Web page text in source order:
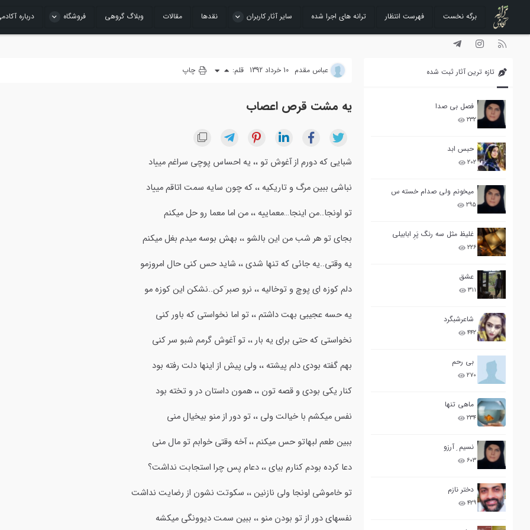
رفتن
به
محتوا
برگه نخست فهرست انتظار ترانه های اجرا شده سایر آثار کاربران نقدها مقالات وبلاگ گروهی فروشگاه درباره
تازه ترین آثار ثبت شده
فصل بی صدا
۲۳۲
حبس ابد
۲۰۲
میخونم ولی صدام خسته س
۲۹۵
غلیظ مثل سه رنگ پَرِ ابابیلی
۲۲۶
عشق
۳۱۱
شاعرشبگرد
۴۴۲
بی رحم
۲۷۰
ماهی تنها
۲۳۴
نسیم ِ آرزو
۶۰۳
دختر نازم
۴۲۹
عباس مقدم 10 خرداد 1392 قلم: چاپ
یه مشت قرص اعصاب
شبایی که دورم از آغوش تو ،، یه احساس پوچی سراغم مییاد
نباشی ببین مرگ و تاریکیه ،، که چون سایه سمت اتاقم مییاد
تو اونجا..من اینجا…معماییه ،، من اما معما رو حل میکنم
بجای تو هر شب من این بالشو ،، بهش بوسه میدم بغل میکنم
یه وقتی..یه جائی که تنها شدی ،، شاید حس کنی حال امروزمو
دلم کوزه ای پوچ و توخالیه ،، نرو صبر کن..نشکن این کوزه مو
یه حسه عجیبی بهت داشتم ،، تو اما نخواستی که باور کنی
نخواستی که حتی برای یه بار ،، تو آغوش گرمم شبو سر کنی
بهم گفته بودی دلم پیشته ،، ولی پیش از اینها دلت رفته بود
کنار یکی بودی و قصه تون ،، همون داستان در و تخته بود
نفس میکشم با خیالت ولی ،، تو دور از منو بیخیال منی
ببین طعم لبهاتو حس میکنم ،، آخه وقتی خوابم تو مال منی
دعا کرده بودم کنارم بیای ،، دعام پس چرا استجابت نداشت؟
تو خاموشی اونجا ولی نازنین ،، سکوتت نشون از رضایت نداشت
نفسهای دور از تو بودن منو ،، ببین سمت دیوونگی میکشه